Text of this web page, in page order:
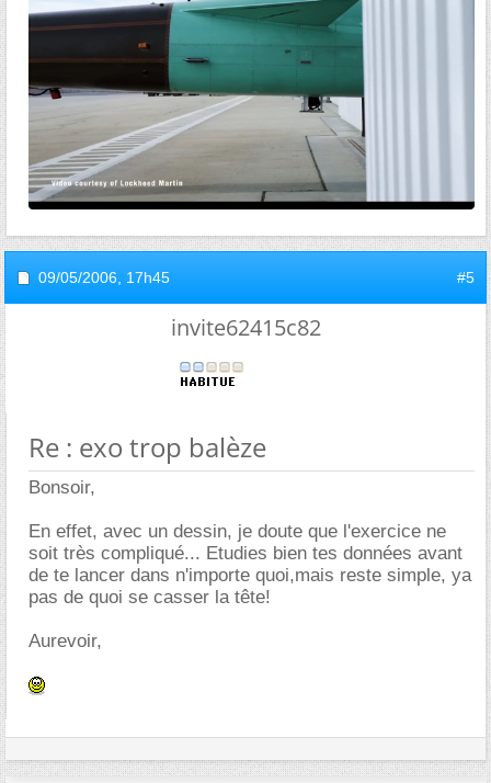
09/05/2006, 17h45 #5
invite62415c82
Re : exo trop balèze
Bonsoir,
En effet, avec un dessin, je doute que l'exercice ne
soit très compliqué... Etudies bien tes données avant
de te lancer dans n'importe quoi,mais reste simple, ya
pas de quoi se casser la tête!
Aurevoir,